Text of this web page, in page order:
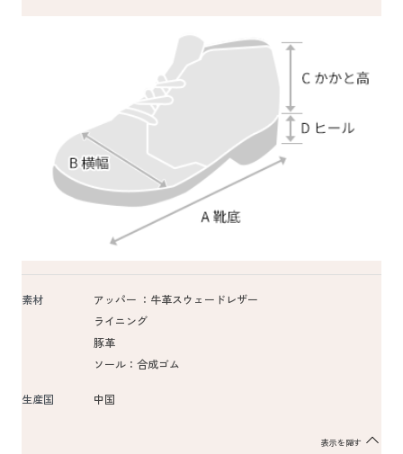
素材
アッパー ：牛革スウェードレザー
ライニング
豚革
ソール：合成ゴム
生産国 中国
表示を隠す